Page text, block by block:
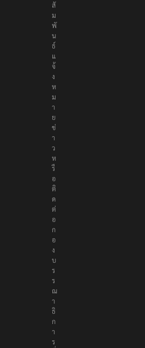
สั
ม
พั
น
ธ์
แ
จ้
ง
ห
ม
า
ย
ข่
า
ว
ห
รื
อ
ติ
ด
ต่
อ
ก
อ
ง
บ
ร
ร
ณ
า
ธิ
ก
า
ร